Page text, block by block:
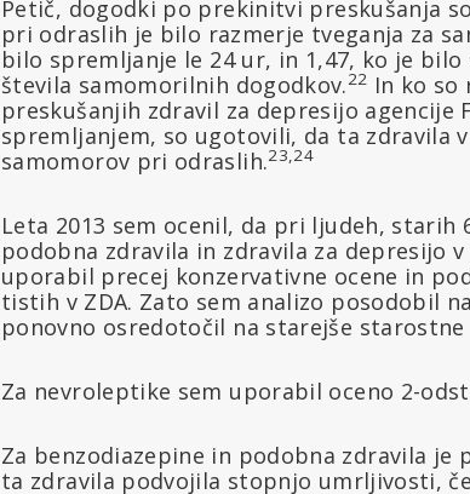
Petič, dogodki po prekinitvi preskušanja
pri odraslih je bilo razmerje tveganja za
bilo spremljanje le 24 ur, in 1,47, ko je
števila samomorilnih dogodkov.22 In ko so
preskušanjih zdravil za depresijo agencije
spremljanjem, so ugotovili, da ta zdravila
samomorov pri odraslih.23,24
Leta 2013 sem ocenil, da pri ljudeh,
podobna zdravila in zdravila za depresijo
uporabil precej konzervativne ocene in
tistih v ZDA. Zato sem analizo posodobil
ponovno osredotočil na starejše starostne
Za nevroleptike sem uporabil oceno 2-
Za benzodiazepine in podobna zdravila
ta zdravila podvojila stopnjo umrljivosti,